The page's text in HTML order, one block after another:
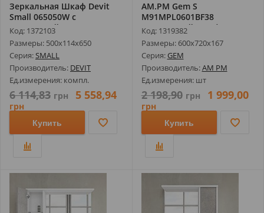
Зеркальная Шкаф Devit
Small 065050W с
Подсветкой, Бе...
Код: 1372103
Размеры: 500х114х650
Серия:SMALL
Производитель: DEVIT
Ед.измерения: компл.
6 114,83 грн 5 558,94
грн
Купить
AM.PM Gem S
M91MPL0601BF38
Зеркальный Шкаф с
Подсвет...
Код: 1319382
Размеры: 600х720х167
Серия: GEM
Производитель:AM PM
Ед.измерения: шт
2 198,90 грн 1 999,00
грн
Купить